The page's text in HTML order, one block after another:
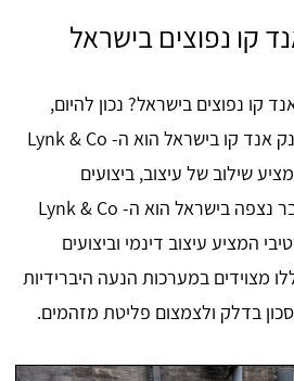
קו נפוצים בישראל
קו נפוצים בישראל? נכון להיום,
הדגם הנפוץ ביותר של לינק אנד קו בישראל הוא ה- Lynk & Co
שילוב של עיצוב, ביצועים
וטכנולוגיה. דגם נוסף שכבר נצפה בישראל הוא ה- Lynk & Co
המציע עיצוב דינמי וביצועים
מצוידים במערכות הנעה היברידיות
בדלק ולצמצום פליטת מזהמים.